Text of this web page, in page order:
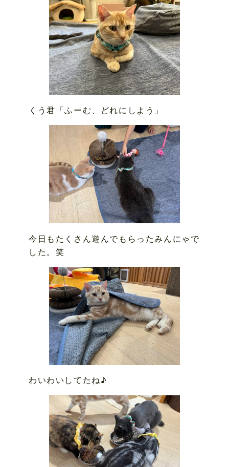
くう君「ふーむ、どれにしよう」
今日もたくさん遊んでもらったみんにゃで
した。笑
わいわいしてたね♪